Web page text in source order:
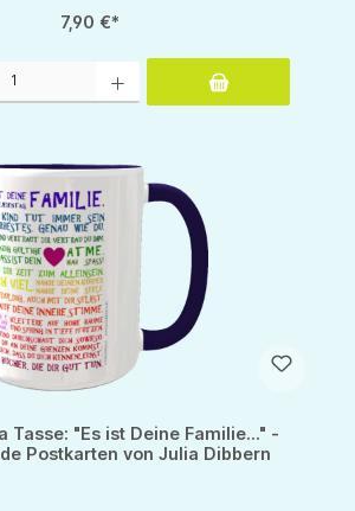
7,90 €*
Tasse: "Es ist Deine Familie..." -
Postkarten von Julia Dibbern